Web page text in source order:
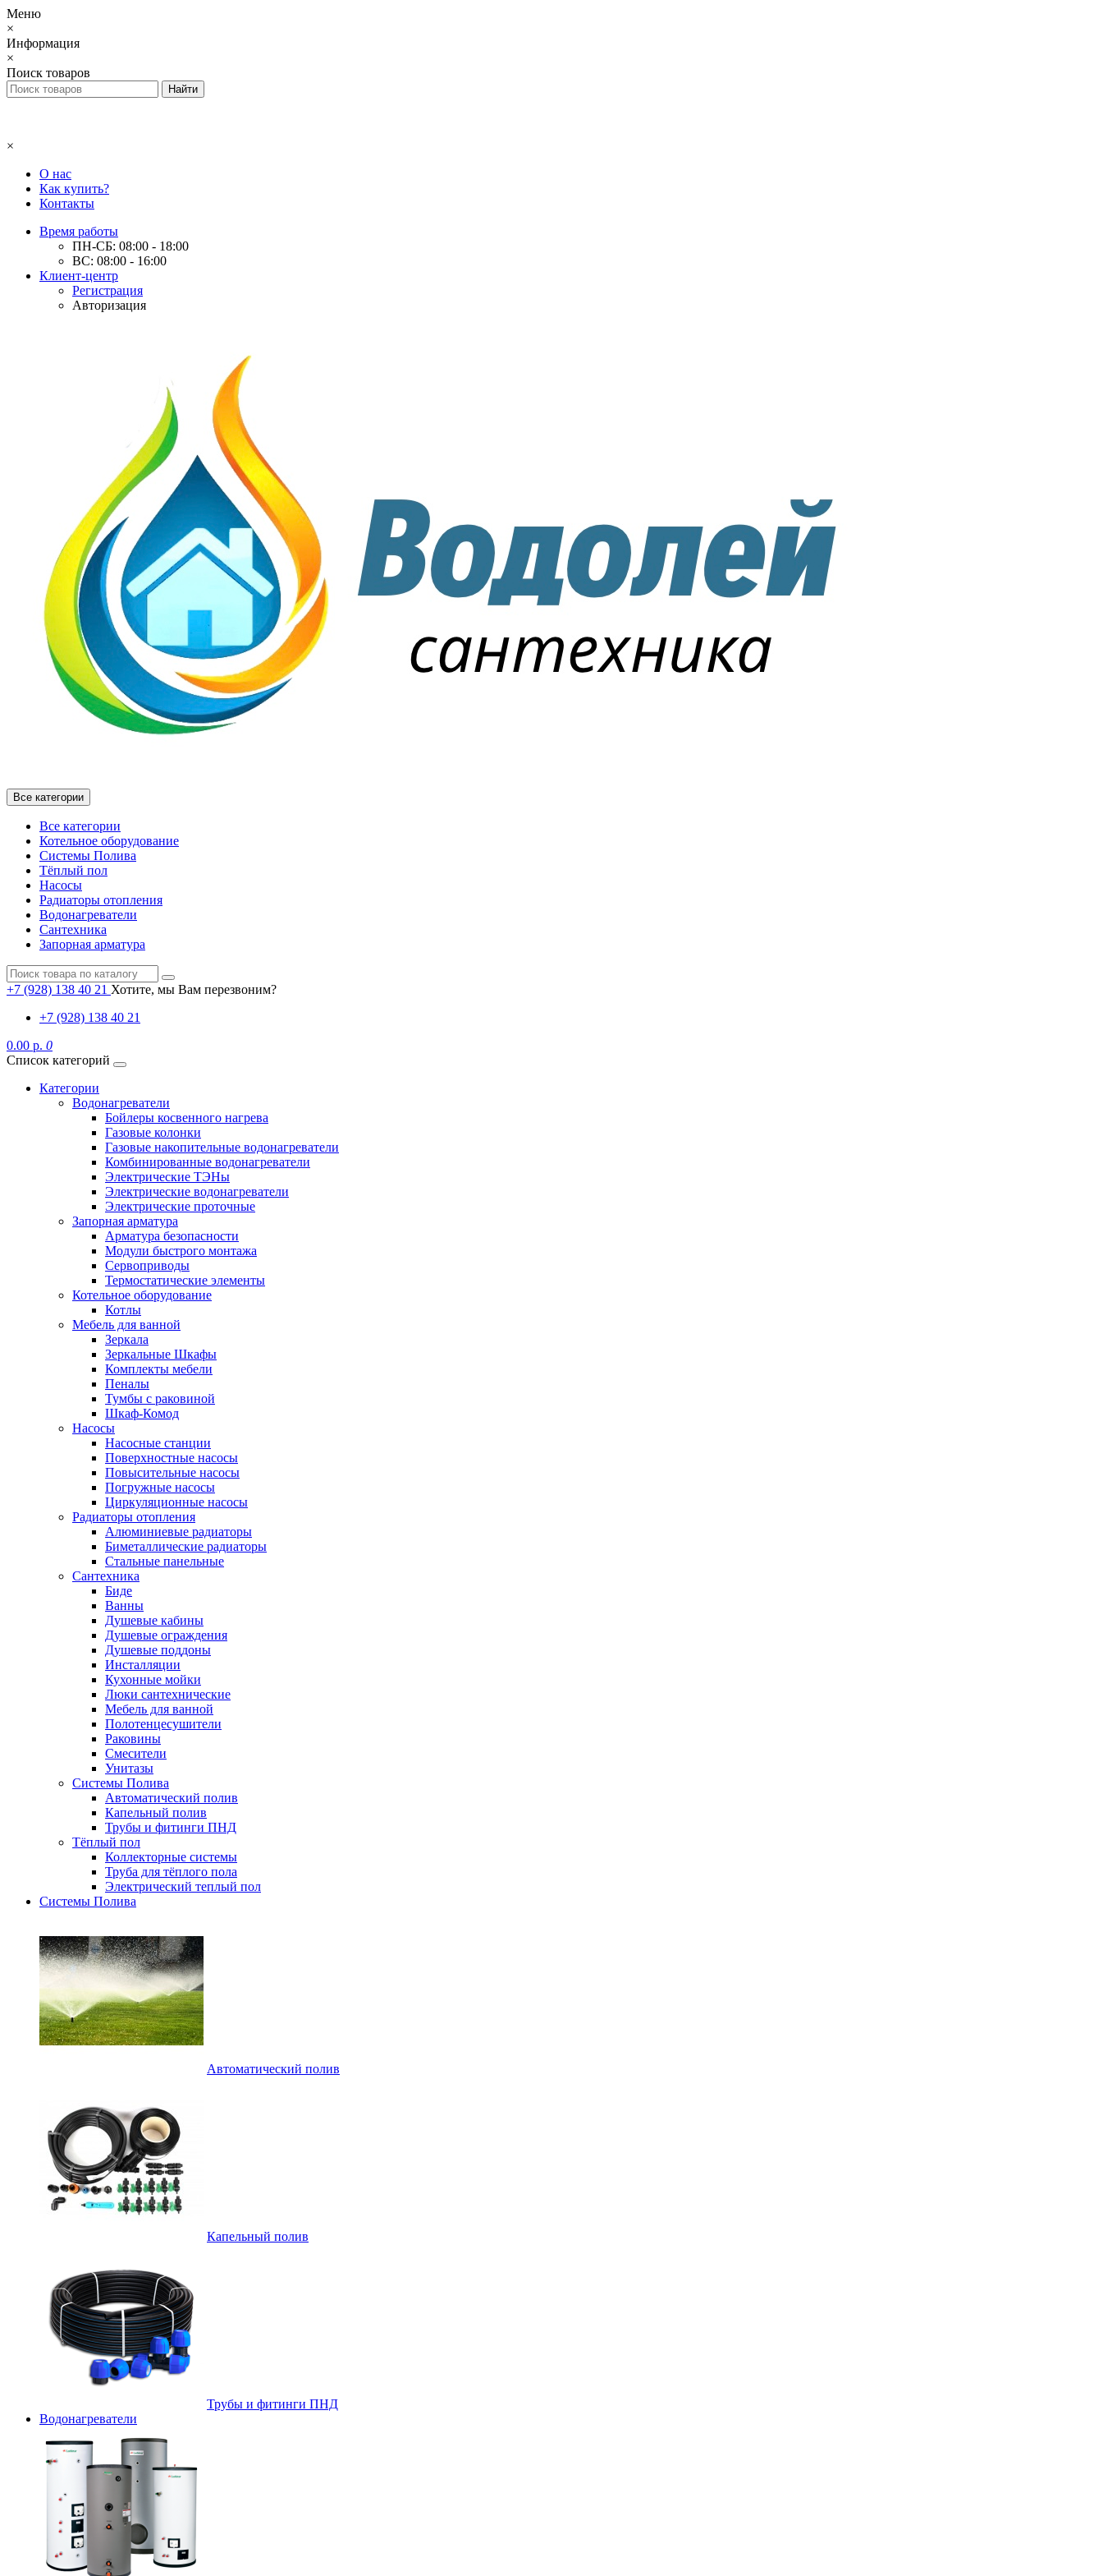
Меню
×
Информация
×
Поиск товаров
×
О нас
Как купить?
Контакты
Время работы
ПН-СБ: 08:00 - 18:00
ВС: 08:00 - 16:00
Клиент-центр
Регистрация
Авторизация
Все категории
Все категории
Котельное оборудование
Системы Полива
Тёплый пол
Насосы
Радиаторы отопления
Водонагреватели
Сантехника
Запорная арматура
+7 (928) 138 40 21 Хотите, мы Вам перезвоним?
+7 (928) 138 40 21
0.00 р. 0
Список категорий
Категории
Водонагреватели
Бойлеры косвенного нагрева
Газовые колонки
Газовые накопительные водонагреватели
Комбинированные водонагреватели
Электрические ТЭНы
Электрические водонагреватели
Электрические проточные
Запорная арматура
Арматура безопасности
Модули быстрого монтажа
Сервоприводы
Термостатические элементы
Котельное оборудование
Котлы
Мебель для ванной
Зеркала
Зеркальные Шкафы
Комплекты мебели
Пеналы
Тумбы с раковиной
Шкаф-Комод
Насосы
Насосные станции
Поверхностные насосы
Повысительные насосы
Погружные насосы
Циркуляционные насосы
Радиаторы отопления
Алюминиевые радиаторы
Биметаллические радиаторы
Стальные панельные
Сантехника
Биде
Ванны
Душевые кабины
Душевые ограждения
Душевые поддоны
Инсталляции
Кухонные мойки
Люки сантехнические
Мебель для ванной
Полотенцесушители
Раковины
Смесители
Унитазы
Системы Полива
Автоматический полив
Капельный полив
Трубы и фитинги ПНД
Тёплый пол
Коллекторные системы
Труба для тёплого пола
Электрический теплый пол
Системы Полива
Автоматический полив
Капельный полив
Трубы и фитинги ПНД
Водонагреватели